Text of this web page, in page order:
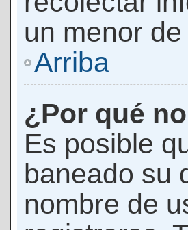
un menor
Arriba
¿Por qué
Es posible
baneado su
nombre de